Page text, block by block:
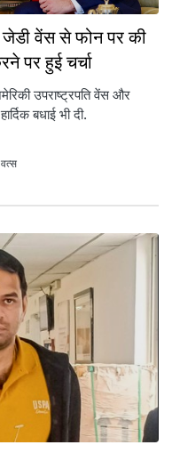
जेडी वेंस से फोन पर की
पर हुई चर्चा
उपराष्ट्रपति वेंस और
बधाई भी दी.